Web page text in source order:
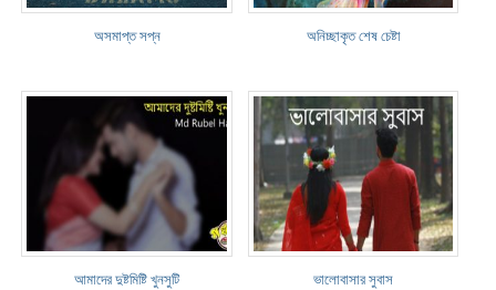
অসমাপ্ত সপ্ন অনিচ্ছাকৃত শেষ চেষ্টা
আমাদের দুষ্টমিষ্টি খুনসুটি ভালোবাসার সুবাস